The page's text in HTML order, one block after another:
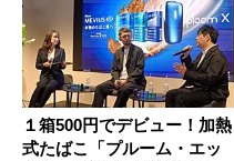
１箱500円でデビュー！加熱
式たばこ「プルーム・エッ